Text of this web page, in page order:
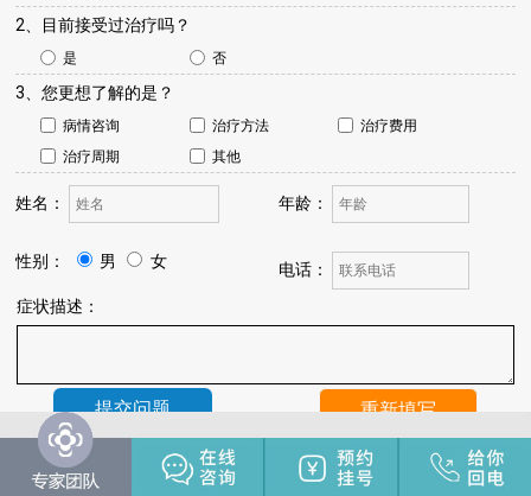
2、目前接受过治疗吗？
是 否
3、您更想了解的是？
病情咨询 治疗方法
治疗费用
治疗周期
其他
姓名： 年龄：
性别： 男 女
电话：
症状描述：
温馨提示：
我院将于24小时内与您联系，请保持手机畅通，注
意来电。